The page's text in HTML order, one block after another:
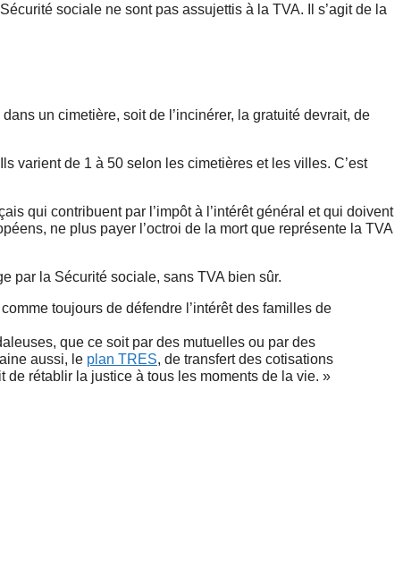
sociale ne sont pas assujettis à la TVA. Il s’agit de la
un cimetière, soit de l’incinérer, la gratuité devrait, de
varient de 1 à 50 selon les cimetières et les villes. C’est
qui contribuent par l’impôt à l’intérêt général et qui doivent
ne plus payer l’octroi de la mort que représente la TVA
par la Sécurité sociale, sans TVA bien sûr.
toujours de défendre l’intérêt des familles de
que ce soit par des mutuelles ou par des
aussi, le plan TRES, de transfert des cotisations
de rétablir la justice à tous les moments de la vie. »